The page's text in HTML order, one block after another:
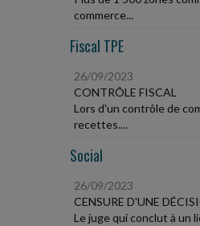
commerce...
Fiscal TPE
26/09/2023
CONTRÔLE FISCAL
Lors d'un contrôle de
recettes....
Social
26/09/2023
CENSURE D'UNE
Le juge qui conclut à un